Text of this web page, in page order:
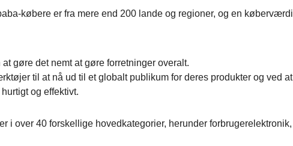
købere er fra mere end 200 lande og regioner, og en køberværdi
gøre det nemt at gøre forretninger overalt.
til at nå ud til et globalt publikum for deres produkter og ved at
og effektivt.
i over 40 forskellige hovedkategorier, herunder forbrugerelektronik,